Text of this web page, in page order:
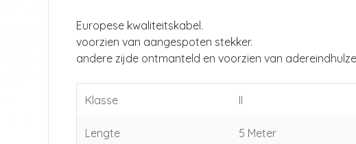
Europese kwaliteitskabel.
voorzien van aangespoten stekker.
andere zijde ontmanteld en voorzien van
Klasse II
Lengte 5 Meter